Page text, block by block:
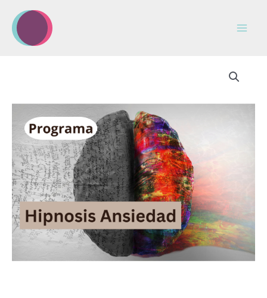
contenido
Corazón
cantidad